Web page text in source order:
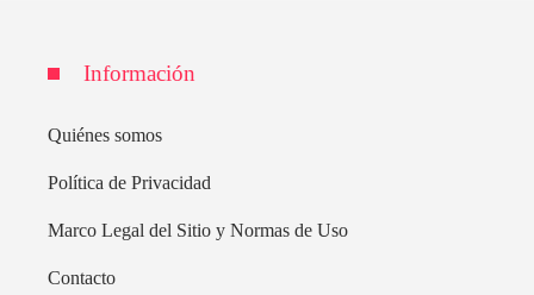
Información
Quiénes somos
Política de Privacidad
Marco Legal del Sitio y Normas de Uso
Contacto